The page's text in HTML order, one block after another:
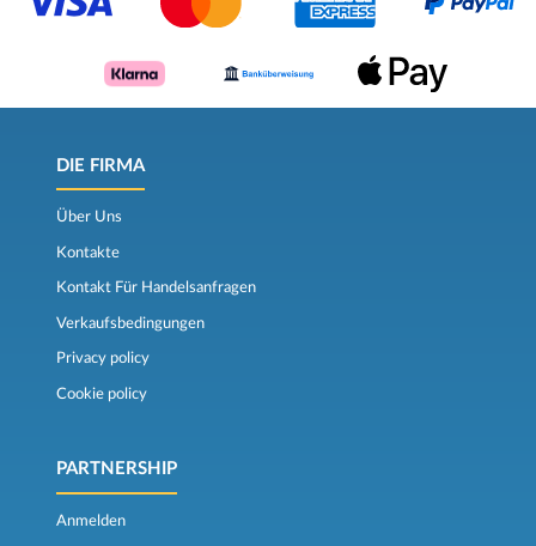
DIE FIRMA
Über Uns
Kontakte
Kontakt Für Handelsanfragen
Verkaufsbedingungen
Privacy policy
Cookie policy
PARTNERSHIP
Anmelden